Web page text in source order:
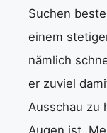
Suchen
einem
nämlich
er zuviel
Ausschau zu
Augen ist.